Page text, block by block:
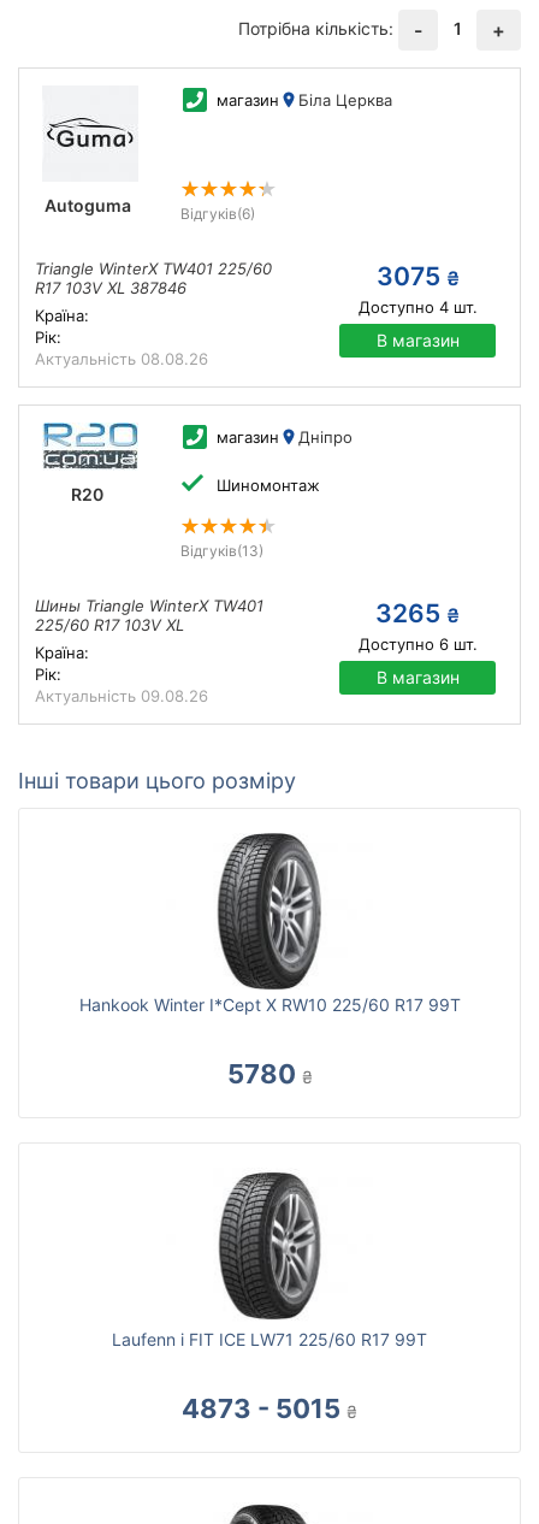
Потрібна кількість:
- 1 +
Autoguma
магазин Біла Церква
Відгуків(6)
Triangle WinterX TW401 225/60
R17 103V XL 387846
Країна:
Рік:
Актуальність 08.08.26
3075 ₴
Доступно 4шт.
В магазин
R20
магазин Дніпро
Шиномонтаж
Відгуків(13)
Шины Triangle WinterX TW401
225/60 R17 103V XL
Країна:
Рік:
Актуальність 09.08.26
3265 ₴
Доступно 6шт.
В магазин
Інші товари цього розміру
Hankook Winter I*Cept X RW10 225/60 R17 99T
5780 ₴
Laufenn i FIT ICE LW71 225/60 R17 99T
4873 - 5015 ₴